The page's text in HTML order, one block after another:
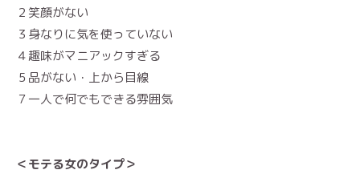
２笑顔がない
３身なりに気を使っていない
４趣味がマニアックすぎる
５品がない・上から目線
７一人で何でもできる雰囲気
＜モテる女のタイプ＞